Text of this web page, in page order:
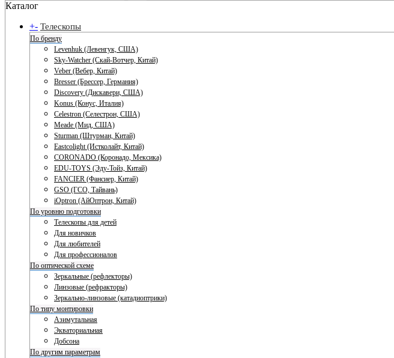
Каталог
+- Телескопы
По бренду
Levenhuk (Левенгук, США)
Sky-Watcher (Скай-Вотчер, Китай)
Veber (Вебер, Китай)
Bresser (Брессер, Германия)
Discovery (Дискавери, США)
Konus (Конус, Италия)
Celestron (Селестрон, США)
Meade (Мид, США)
Sturman (Штурман, Китай)
Eastcolight (Истколайт, Китай)
CORONADO (Коронадо, Мексика)
EDU-TOYS (Эду-Тойз, Китай)
FANCIER (Фансиер, Китай)
GSO (ГСО, Тайвань)
iOptron (АйОптрон, Китай)
По уровню подготовки
Телескопы для детей
Для новичков
Для любителей
Для профессионалов
По оптической схеме
Зеркальные (рефлекторы)
Линзовые (рефракторы)
Зеркально-линзовые (катадиоптрики)
По типу монтировки
Азимутальная
Экваториальная
Добсона
По другим параметрам